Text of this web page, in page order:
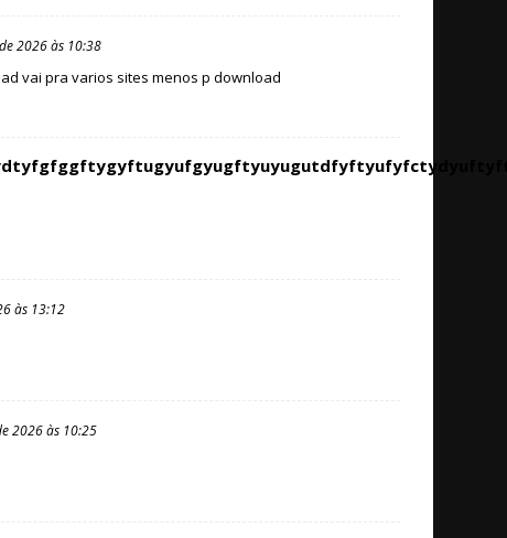
2026 às 10:38
vai pra varios sites menos p download
às 13:12
2026 às 10:25